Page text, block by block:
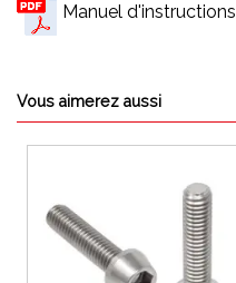
Manuel d'instructions
Vous aimerez aussi